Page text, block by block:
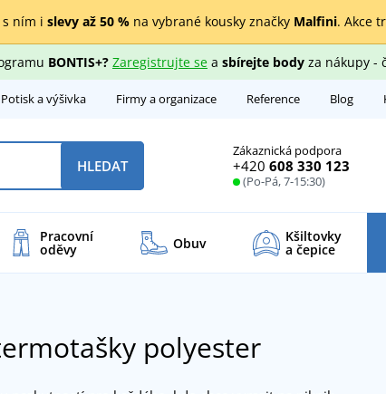
ním i slevy až 50 %na vybrané kousky značky Malfini. Akce
BONTIS+? Zaregistrujte sea sbírejte bodyza nákupy -
Potisk a výšivka Firmy a organizace Reference Blog
Zákaznická podpora
+420 608 330 123
(Po-Pá, 7-15:30)
HLEDAT
Pracovní
oděvy Obuv Kšiltovky
a čepice
polyester